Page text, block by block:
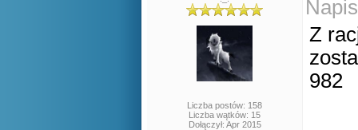
Liczba postów: 158
Liczba wątków: 15
Dołączył: Apr 2015
Z
982